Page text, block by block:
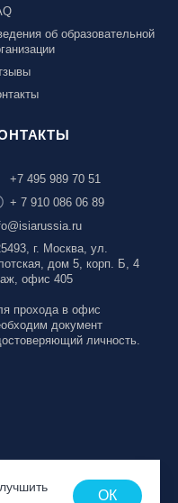
ОК
об образовательной
+7 495 989 70 51
+ 7 910 086 06 89
г. Москва, ул.
дом 5, корп. Б, 4
офис 405
прохода в офис
документ
личность.